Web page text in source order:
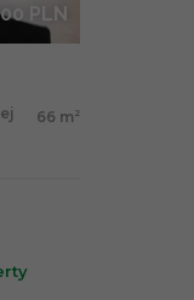
PLN
66 m 2